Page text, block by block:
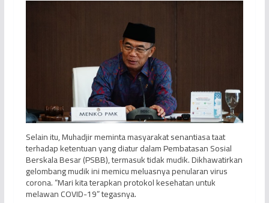
Selain itu, Muhadjir meminta masyarakat senantiasa taat
terhadap ketentuan yang diatur dalam Pembatasan Sosial
Berskala Besar (PSBB), termasuk tidak mudik. Dikhawatirkan
gelombang mudik ini memicu meluasnya penularan virus
corona. “Mari kita terapkan protokol kesehatan untuk
melawan COVID-19” tegasnya.